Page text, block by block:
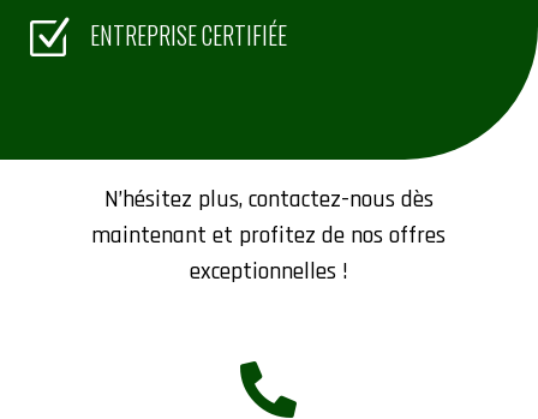
Z ENTREPRISE CERTIFIÉE
N’hésitez plus, contactez-nous dès
maintenant et profitez de nos offres
exceptionnelles !
